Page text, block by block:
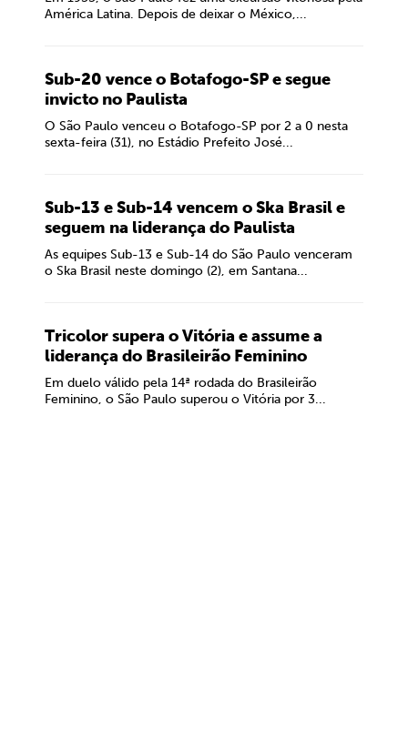
América Latina. Depois de deixar o México,...
Sub-20 vence o Botafogo-SP e segue
invicto no Paulista
O São Paulo venceu o Botafogo-SP por 2 a 0 nesta
sexta-feira (31), no Estádio Prefeito José...
Sub-13 e Sub-14 vencem o Ska Brasil e
seguem na liderança do Paulista
As equipes Sub-13 e Sub-14 do São Paulo venceram
o Ska Brasil neste domingo (2), em Santana...
Tricolor supera o Vitória e assume a
liderança do Brasileirão Feminino
Em duelo válido pela 14ª rodada do Brasileirão
Feminino, o São Paulo superou o Vitória por 3...